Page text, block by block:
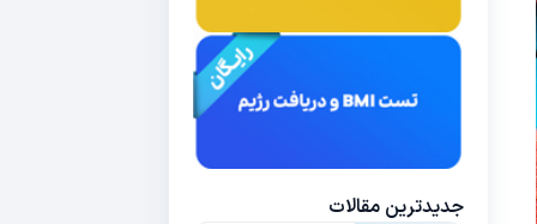
جدیدترین مقالات